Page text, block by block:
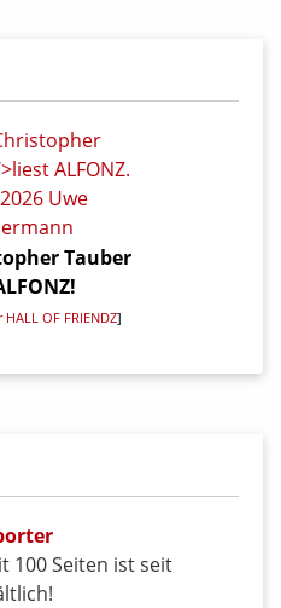
Tauber
OF FRIENDZ]
100 Seiten ist seit